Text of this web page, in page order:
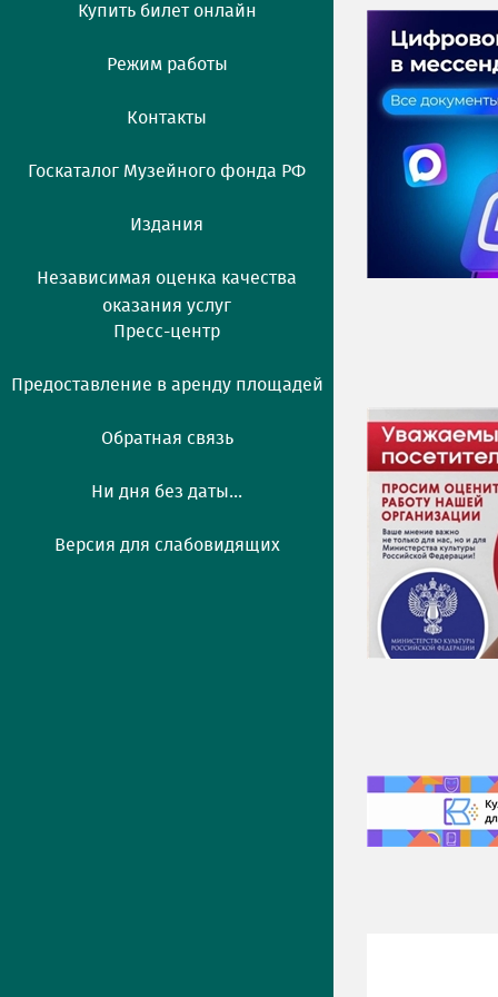
Купить билет онлайн
Режим работы
Контакты
Госкаталог Музейного фонда РФ
Издания
Независимая оценка качества
оказания услуг
Пресс-центр
Предоставление в аренду площадей
Обратная связь
Ни дня без даты...
Версия для слабовидящих